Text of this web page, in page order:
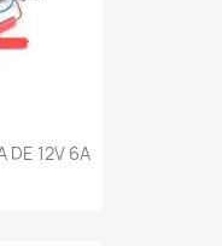
DE 12V 6A